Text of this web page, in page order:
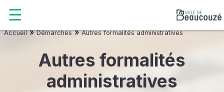
Accueil»Démarches»Autres formalités administratives
Autres formalités
administratives